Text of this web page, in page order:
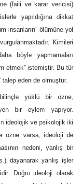
(faili ve karar vericisi)
yapıldığına dikkat
insanların” ölümüne yol
Kimileri
böyle yapmamaları
etmek” istemiştir. Bu tür
talep eden de olmuştur.
yüklü bir özne,
bir eylem yapıyor.
ideolojik ve psikolojik iki
özne varsa, ideoloji de
nedeni, yanlış bir
dayanarak yanlış işler
Doğru ideoloji olarak